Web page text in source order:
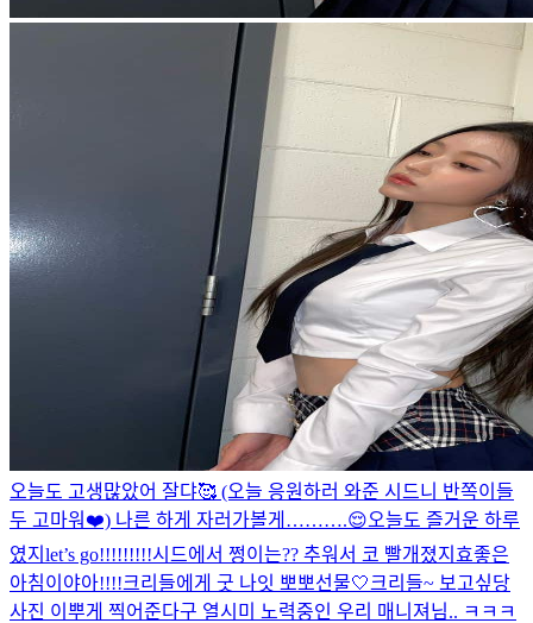
오늘도 고생많았어 잘댜🥰 (오늘 응원하러 와준 시드니 반쪽이들
두 고마워❤️) 나른 하게 자러가볼게……….😌오늘도 즐거운 하루
였지 let’s go!!!!!!!!!시드에서 쩡이는?? 추워서 코 빨개졌지효좋은
아침이야아!!!!크리들에게 굿 나잇 뽀뽀선물🤍 크리들~ 보고싶당
사진 이뿌게 찍어준다구 열시미 노력중인 우리 매니져님.. ㅋㅋㅋ